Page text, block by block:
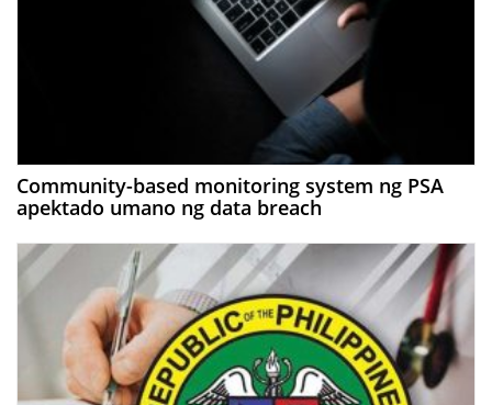
Community-based monitoring system ng PSA
apektado umano ng data breach